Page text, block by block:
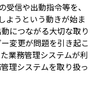
受信や出動指令等を、
よう という動きが始ま
につながる大切な取り
変更が問題を引き起こ
業務管理システムが利
理システムを取り扱っ